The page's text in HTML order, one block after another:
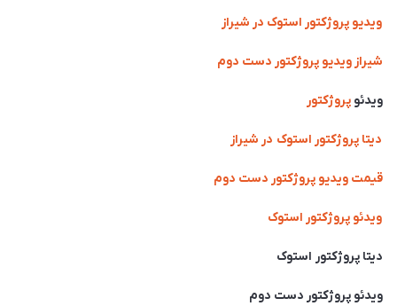
ویدیو پروژکتور استوک در شیراز
شیراز ویدیو پروژکتور دست دوم
ویدئو پروژکتور
دیتا پروژکتور استوک در شیراز
قیمت ویدیو پروژکتور دست دوم
ویدئو پروژکتور استوک
دیتا پروژکتور استوک
ویدئو پروژکتور دست دوم